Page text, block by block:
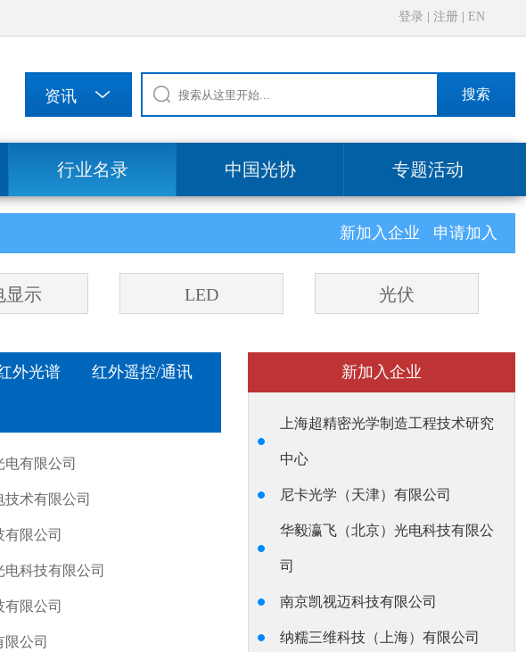
登录 注册 EN
搜索
行业名录 中国光协 专题活动
新加入企业 申请加入
显示 LED 光伏
外光谱 红外遥控/通讯
有限公司
技术有限公司
限公司
科技有限公司
限公司
限公司
新加入企业
上海超精密光学制造工程技术研究
中心
尼卡光学（天津）有限公司
华毅瀛飞（北京）光电科技有限公
司
南京凯视迈科技有限公司
纳糯三维科技（上海）有限公司